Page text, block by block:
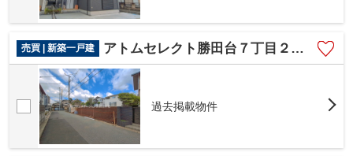
売買 | 新築一戸建 アトムセレクト勝田台７丁目２５番A号棟
過去掲載物件